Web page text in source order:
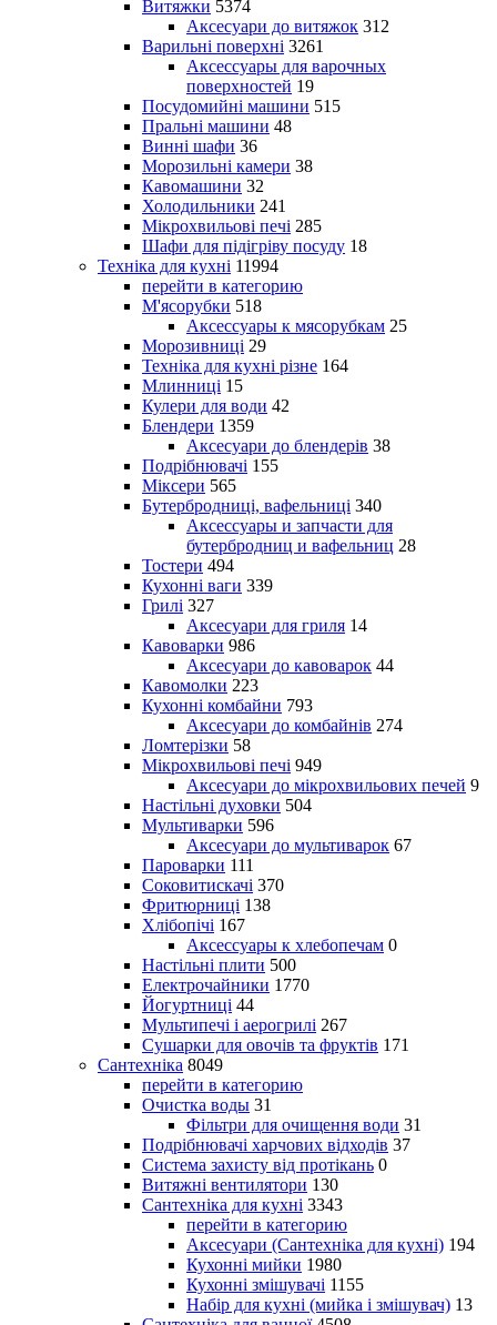
Витяжки 5374
Аксесуари до витяжок 312
Варильні поверхні 3261
Аксессуары для варочных
поверхностей 19
Посудомийні машини 515
Пральні машини 48
Винні шафи 36
Морозильні камери 38
Кавомашини 32
Холодильники 241
Мікрохвильові печі 285
Шафи для підігріву посуду 18
Техніка для кухні 11994
перейти в категорию
М'ясорубки 518
Аксессуары к мясорубкам 25
Морозивниці 29
Техніка для кухні різне 164
Млинниці 15
Кулери для води 42
Блендери 1359
Аксесуари до блендерів 38
Подрібнювачі 155
Міксери 565
Бутербродниці, вафельниці 340
Аксессуары и запчасти для
бутербродниц и вафельниц 28
Тостери 494
Кухонні ваги 339
Грилі 327
Аксесуари для гриля 14
Кавоварки 986
Аксесуари до кавоварок 44
Кавомолки 223
Кухонні комбайни 793
Аксесуари до комбайнів 274
Ломтерізки 58
Мікрохвильові печі 949
Аксесуари до мікрохвильових печей 9
Настільні духовки 504
Мультиварки 596
Аксесуари до мультиварок 67
Пароварки 111
Соковитискачі 370
Фритюрниці 138
Хлібопічі 167
Аксессуары к хлебопечам 0
Настільні плити 500
Електрочайники 1770
Йогуртниці 44
Мультипечі і аерогрилі 267
Сушарки для овочів та фруктів 171
Сантехніка 8049
перейти в категорию
Очистка воды 31
Фільтри для очищення води 31
Подрібнювачі харчових відходів 37
Система захисту від протікань 0
Витяжні вентилятори 130
Сантехніка для кухні 3343
перейти в категорию
Аксесуари (Сантехніка для кухні) 194
Кухонні мийки 1980
Кухонні змішувачі 1155
Набір для кухні (мийка і змішувач) 13